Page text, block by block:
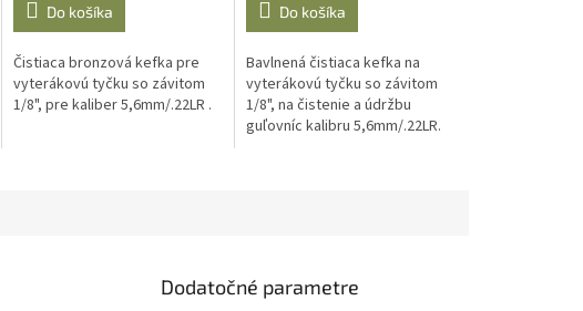
Do košíka
Čistiaca bronzová kefka pre
vyterákovú tyčku so závitom
1/8", pre kaliber 5,6mm/.22LR .
Do košíka
Bavlnená čistiaca kefka na
vyterákovú tyčku so závitom
1/8", na čistenie a údržbu
guľovníc kalibru 5,6mm/.22LR.
Dodatočné parametre